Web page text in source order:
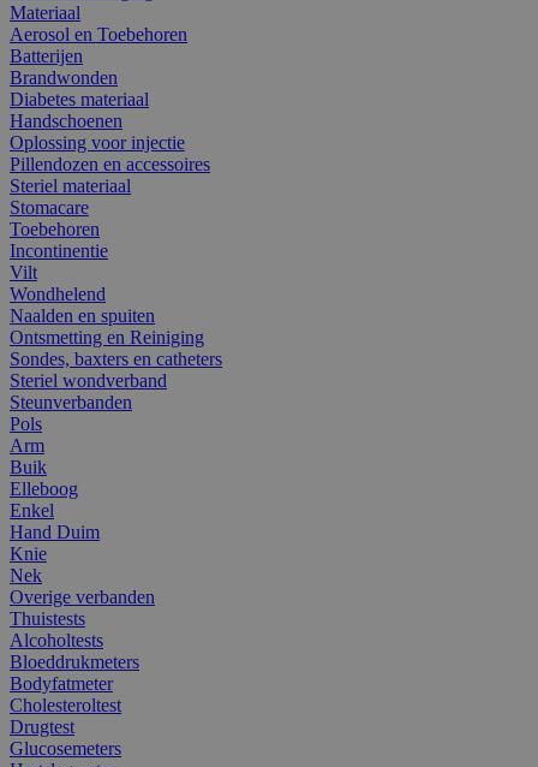
Materiaal
Aerosol en Toebehoren
Batterijen
Brandwonden
Diabetes materiaal
Handschoenen
Oplossing voor injectie
Pillendozen en accessoires
Steriel materiaal
Stomacare
Toebehoren
Incontinentie
Vilt
Wondhelend
Naalden en spuiten
Ontsmetting en Reiniging
Sondes, baxters en catheters
Steriel wondverband
Steunverbanden
Pols
Arm
Buik
Elleboog
Enkel
Hand Duim
Knie
Nek
Overige verbanden
Thuistests
Alcoholtests
Bloeddrukmeters
Bodyfatmeter
Cholesteroltest
Drugtest
Glucosemeters